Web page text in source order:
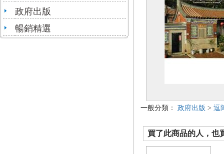
政府出版
暢銷精選
一般分類： 政府出版 > 逗
買了此商品的人，也